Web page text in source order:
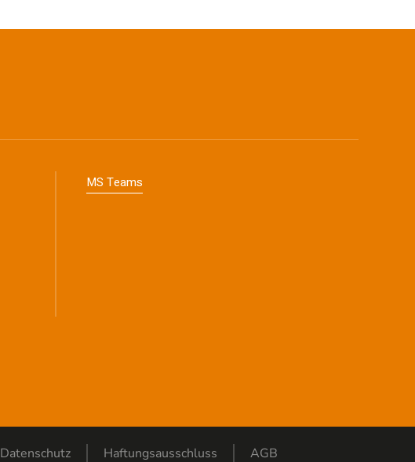
MS Teams
Datenschutz Haftungsausschluss AGB